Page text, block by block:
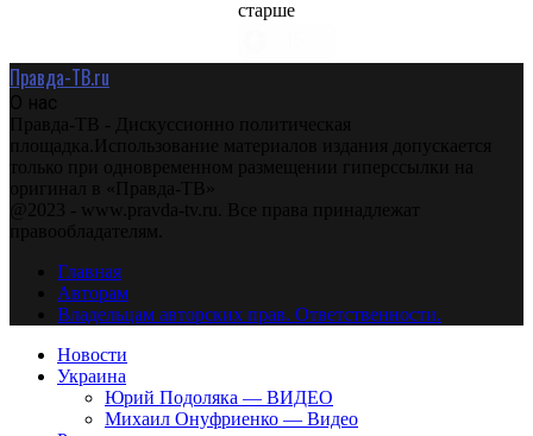
старше
Правда-ТВ.ru
О нас
Правда-ТВ - Дискуссионно политическая
площадка.Использование материалов издания допускается
только при одновременном размещении гиперссылки на
оригинал в «Правда-ТВ»
@2023 - www.pravda-tv.ru. Все права принадлежат
правообладателям.
Главная
Авторам
Владельцам авторских прав. Ответственности.
Новости
Украина
Юрий Подоляка — ВИДЕО
Михаил Онуфриенко — Видео